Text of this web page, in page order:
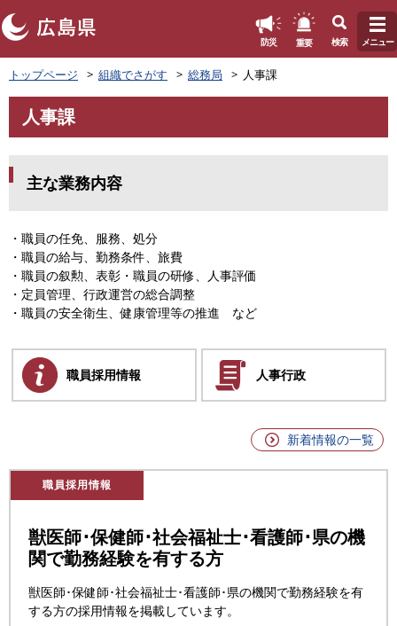
ペ
ー
ジ
先
防災 重要 検索 メニュー
トップページ 組織でさがす 総務局 人事課
文
人事課
主な業務内容
・職員の任免、服務、処分
・職員の給与、勤務条件、旅費
・職員の叙勲、表彰・職員の研修、人事評価
・定員管理、行政運営の総合調整
・職員の安全衛生、健康管理等の推進 など
職員採用情報 人事行政
新着情報の一覧
職員採用情報
獣医師･保健師･社会福祉士･看護師･県の機
関で勤務経験を有する方
獣医師･保健師･社会福祉士･看護師･県の機関で勤務経験を有
する方の採用情報を掲載しています。